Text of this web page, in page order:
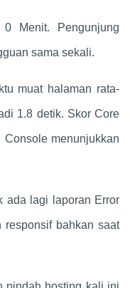
Menit. Pengunjung
sama sekali.
muat halaman rata-
1.8 detik. Skor Core
menunjukkan
ada lagi laporan Error
responsif bahkan saat